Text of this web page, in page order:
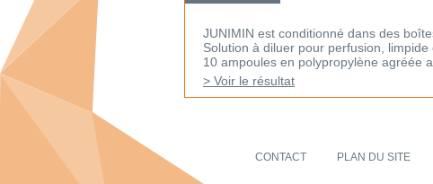
JUNIMIN est conditionné dans des
Solution à diluer pour perfusion,
10 ampoules en polypropylène agréée
> Voir le résultat
CONTACT PLAN DU SITE